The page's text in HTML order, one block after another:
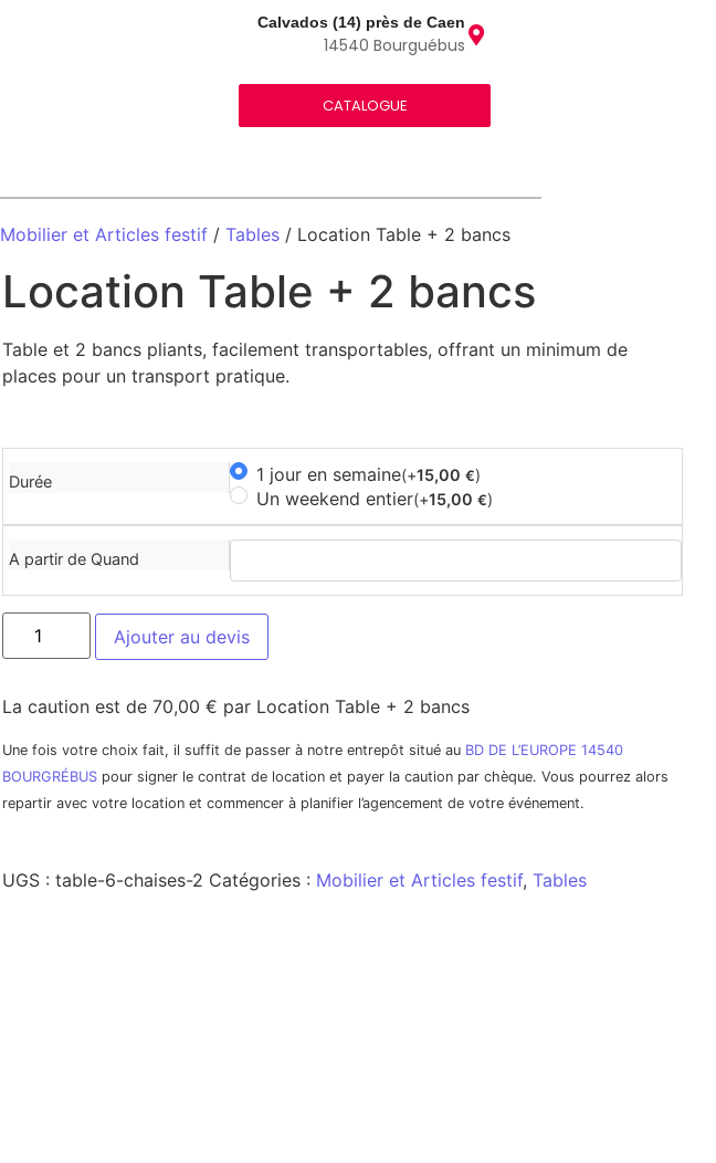
Calvados (14) près de Caen
14540 Bourguébus
CATALOGUE
Mobilier et Articles festif / Tables / Location Table + 2 bancs
Location Table + 2 bancs
Table et 2 bancs pliants, facilement transportables, offrant un minimum de
places pour un transport pratique.
Durée 1 jour en semaine(+15,00 €)
Un weekend entier(+15,00 €)
A partir de Quand
Ajouter au devis
La caution est de 70,00 € par Location Table + 2 bancs
Une fois votre choix fait, il suffit de passer à notre entrepôt situé au BD DE L’EUROPE 14540
BOURGRÉBUSpour signer le contrat de location et payer la caution par chèque. Vous pourrez alors
repartir avec votre location et commencer à planifier l’agencement de votre événement.
UGS : table-6-chaises-2 Catégories : Mobilier et Articles festif, Tables